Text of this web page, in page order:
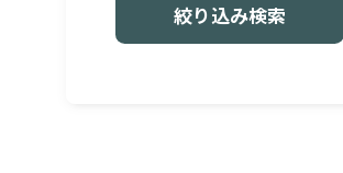
絞り込み検索